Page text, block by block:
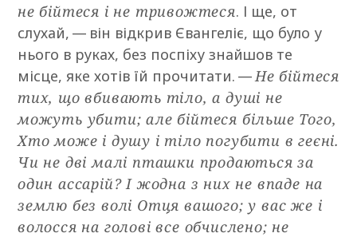
не бійтеся і не тривожтеся. І ще, от
слухай, — він відкрив Євангеліє, що було у
нього в руках, без поспіху знайшов те
місце, яке хотів їй прочитати. — Не бійтеся
тих, що вбивають тіло, а душі не
можуть убити; але бійтеся більше Того,
Хто може і душу і тіло погубити в геєні.
Чи не дві малі пташки продаються за
один ассарій? І жодна з них не впаде на
землю без волі Отця вашого; у вас же і
волосся на голові все обчислено; не